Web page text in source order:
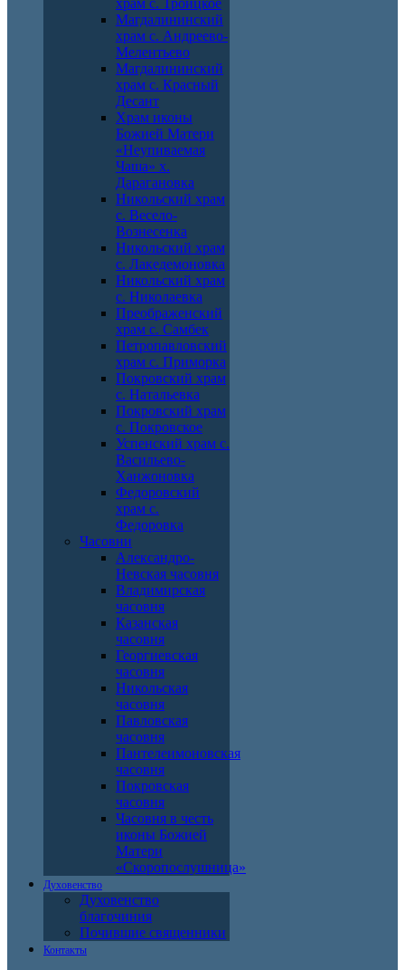
Магдалининский
храм с. Андреево-
Мелентьево
Магдалининский
храм с. Красный
Десант
Храм иконы
Божией Матери
«Неупиваемая
Чаша» х.
Дарагановка
Никольский храм
с. Весело-
Вознесенка
Никольский храм
с. Лакедемоновка
Никольский храм
с. Николаевка
Преображенский
храм с. Самбек
Петропавловский
храм с. Приморка
Покровский храм
с. Натальевка
Покровский храм
с. Покровское
Успенский храм с.
Васильево-
Ханжоновка
Федоровский
храм с.
Федоровка
Часовни
Александро-
Невская часовня
Владимирская
часовня
Казанская
часовня
Георгиевская
часовня
Никольская
часовня
Павловская
часовня
Пантелеимоновская
часовня
Покровская
часовня
Часовня в честь
иконы Божией
Матери
«Скоропослушница»
Духовенство
Духовенство
благочиния
Почившие священники
Контакты